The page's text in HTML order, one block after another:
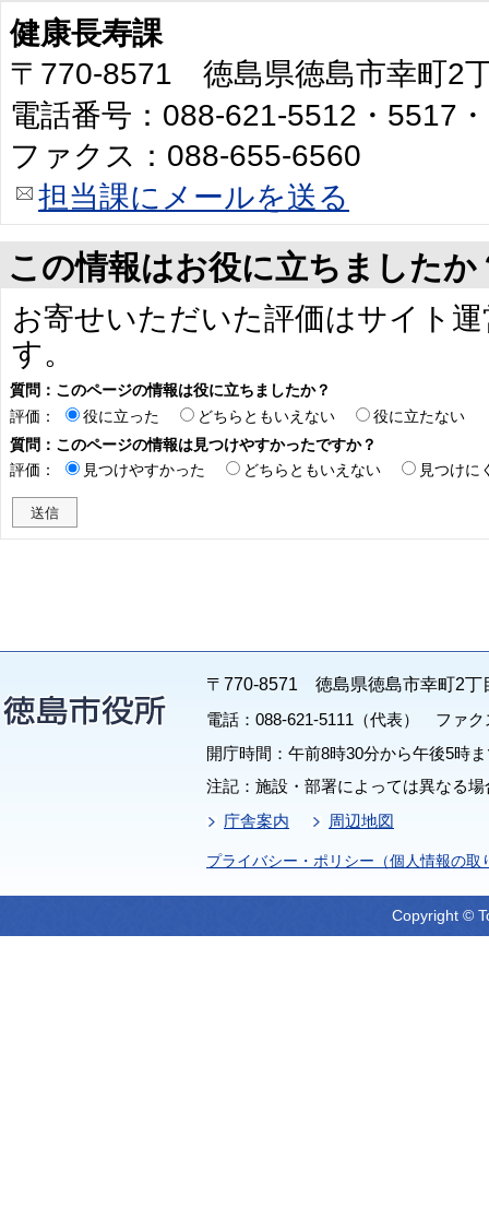
健康長寿課
〒770-8571 徳島県徳島市幸町2
電話番号：088-621-5512・5517
ファクス：088-655-6560
担当課にメールを送る
この情報はお役に立ちましたか
お寄せいただいた評価はサイト
す。
質問：このページの情報は役に立ちましたか？
評価：
役に立った どちらともいえない
役に立たない
質問：このページの情報は見つけやすかったですか？
評価：
見つけやすかった どちらともいえない 見つけに
〒770-8571 徳島県徳島市幸町2丁
電話：088-621-5111（代表） ファク
開庁時間：午前8時30分から午後5時
注記：施設・部署によっては異なる
庁舎案内
周辺地図
プライバシー・ポリシー（個人情報の取
Copyright ©